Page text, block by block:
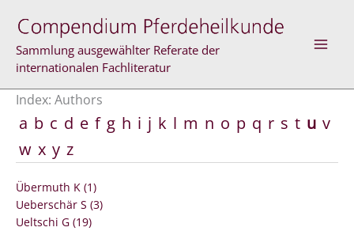
content
Sammlung ausgewählter Referate der
internationalen Fachliteratur
Index: Authors
a b c d e f g h i j k l m n o p q r s t u v
w x y z
Übermuth K (1)
Ueberschär S (3)
Ueltschi G (19)